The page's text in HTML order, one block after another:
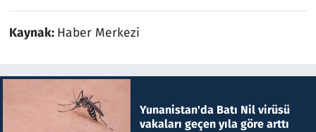
Kaynak: Haber Merkezi
Yunanistan'da Batı Nil virüsü
vakaları geçen yıla göre arttı